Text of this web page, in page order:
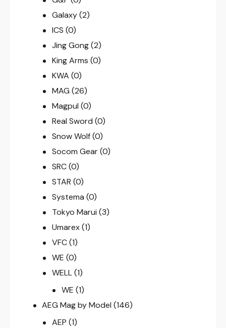
Galaxy (2)
ICS (0)
Jing Gong (2)
King Arms (0)
KWA (0)
MAG (26)
Magpul (0)
Real Sword (0)
Snow Wolf (0)
Socom Gear (0)
SRC (0)
STAR (0)
Systema (0)
Tokyo Marui (3)
Umarex (1)
VFC (1)
WE (0)
WELL (1)
WE (1)
AEG Mag by Model (146)
AEP (1)